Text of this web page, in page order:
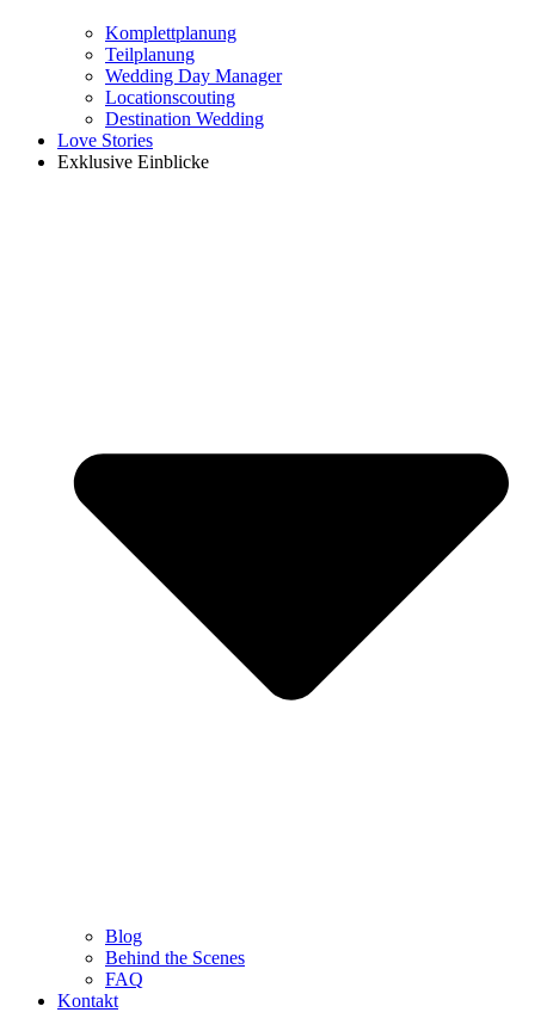
Komplettplanung
Teilplanung
Wedding Day Manager
Locationscouting
Destination Wedding
Love Stories
Exklusive Einblicke
Blog
Behind the Scenes
FAQ
Kontakt